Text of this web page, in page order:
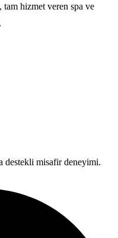
tam hizmet veren spa ve
destekli misafir deneyimi.